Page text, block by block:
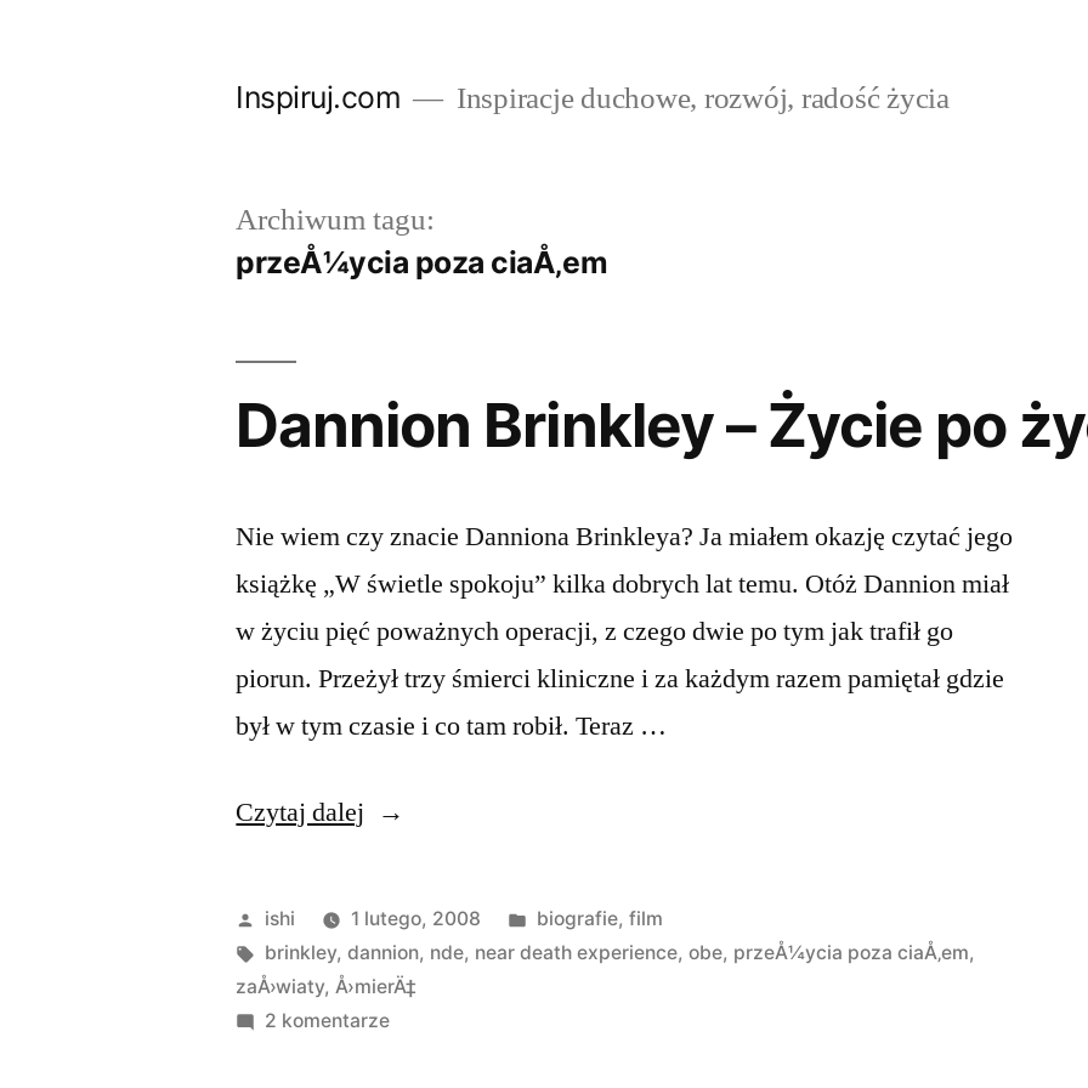
Inspiruj.com Inspiracje duchowe, rozwój, radość życia
Archiwum tagu:
przeÅ¼ycia poza ciaÅ‚em
Dannion Brinkley – Życie po
Nie wiem czy znacie Danniona Brinkleya? Ja miałem okazję czytać jego
książkę „W świetle spokoju” kilka dobrych lat temu. Otóż Dannion miał
w życiu pięć poważnych operacji, z czego dwie po tym jak trafił go
piorun. Przeżył trzy śmierci kliniczne i za każdym razem pamiętał gdzie
był w tym czasie i co tam robił. Teraz …
Czytaj dalej „Dannion
–
Życie
po
Opublikowane
przez
ishi 1 lutego, 2008
Opublikowano
w
biografie, film
Tagi:
brinkley,dannion, nde, near death experience,obe, przeÅ¼ycia poza ciaÅ‚em,
zaÅ›wiaty,Å›mierÄ‡
2 komentarzedo